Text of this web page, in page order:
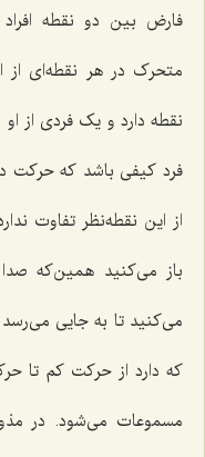
فارض بین دو نقطه
متحرک در هر نقطه‌ای از
نقطه دارد و یک فردی از او
فرد کیفی باشد که حرکت
از این نقطه‌نظر تفاوت
باز می‌کنید همین‌که
می‌کنید تا به جایی
که دارد از حرکت کم تا
مسموعات می‌شود. در